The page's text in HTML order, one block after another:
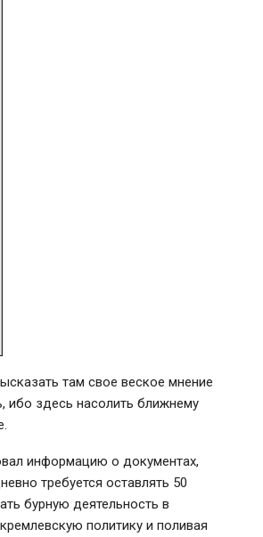
там свое веское мнение
ибо здесь насолить ближнему
информацию о документах,
требуется оставлять 50
бурную деятельность в
политику и поливая